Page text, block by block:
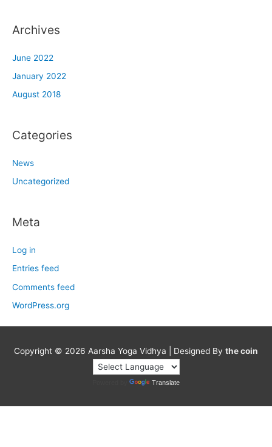
Archives
June 2022
January 2022
August 2018
Categories
News
Uncategorized
Meta
Log in
Entries feed
Comments feed
WordPress.org
Copyright © 2026 Aarsha Yoga Vidhya | Designed By the coin
Translate